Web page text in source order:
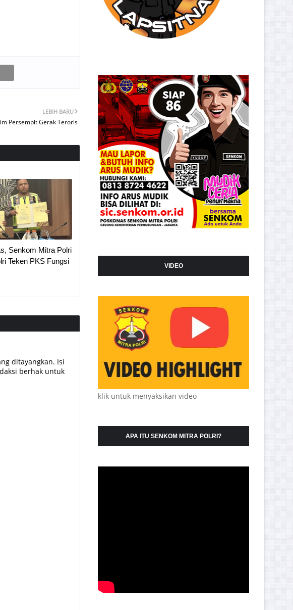
LEBIH BARU
Persempit Gerak Teroris
Senkom Mitra Polri
Teken PKS Fungsi
ditayangkan. Isi
berhak untuk
VIDEO
klik untuk menyaksikan video
APA ITU SENKOM MITRA POLRI?